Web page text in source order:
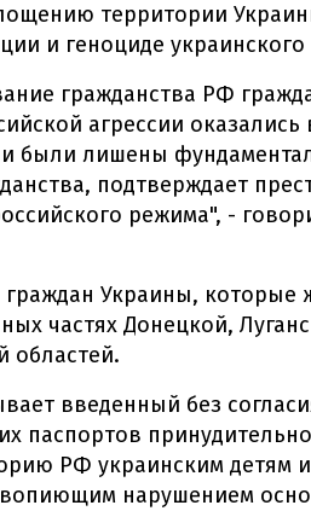
территории
и геноциде
гражданства РФ
агрессии оказались
и были лишены
подтверждает
режима", -
граждан Украины, которые
частях Донецкой,
областей.
введенный без
паспортов принудительно
РФ украинским детям
вопиющим нарушением